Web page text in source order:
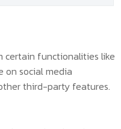
certain functionalities like
on social media
third-party features.